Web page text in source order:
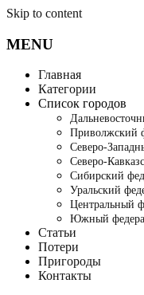
Skip to content
MENU
Главная
Категории
Список городов
Приволжский
Северо-
Северо-
Сибирский
Уральский
Центральный
Южный
Статьи
Потери
Пригороды
Контакты